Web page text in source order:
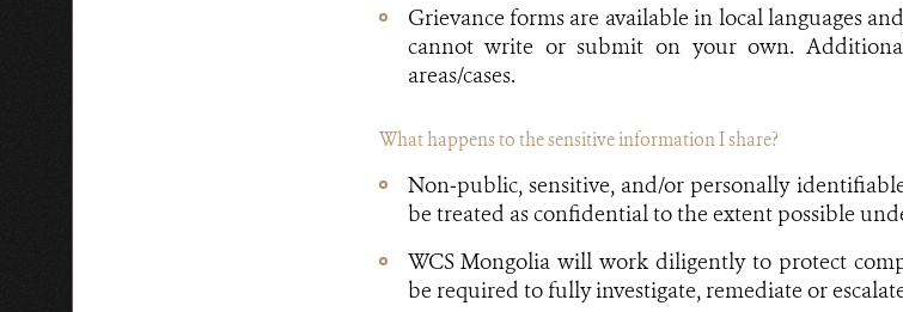
Grievance forms are available in local languages
cannot write or submit on your own.
areas/cases.
What happens to the sensitive information I share?
Non‐public, sensitive, and/or personally
be treated as confidential to the extent possible
WCS Mongolia will work diligently to protect
be required to fully investigate, remediate or